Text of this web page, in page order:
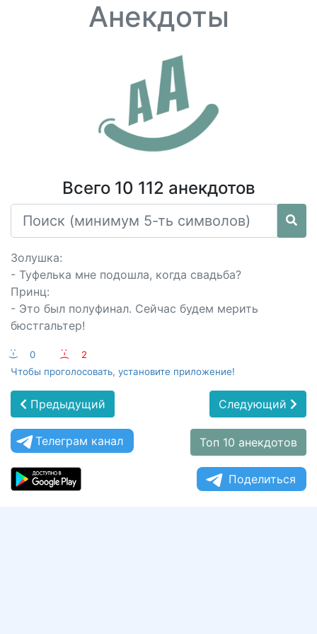
Анекдоты
Всего 10 112 анекдотов
Золушка:
- Туфелька мне подошла, когда свадьба?
Принц:
- Это был полуфинал. Сейчас будем мерить
бюстгальтер!
:-) 0 :-(
2
Чтобы проголосовать, установите приложение!
Предыдущий Следующий
Телеграм канал Топ 10 анекдотов
Поделиться